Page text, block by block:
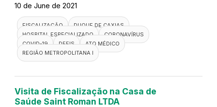
10 de June de 2021
FISCALIZAÇÃO
DUQUE DE CAXIAS
HOSPITAL ESPECIALIZADO
CORONAVÍRUS
COVID-19
DEFIS
ATO MÉDICO
REGIÃO METROPOLITANA I
Visita de Fiscalização na Casa de
Saúde Saint Roman LTDA